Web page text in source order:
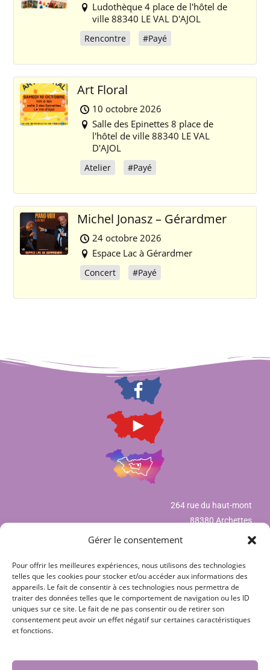
Gérer le consentement
Pour offrir les meilleures expériences, nous utilisons des technologies
telles que les cookies pour stocker et/ou accéder aux informations des
appareils. Le fait de consentir à ces technologies nous permettra de
traiter des données telles que le comportement de navigation ou les ID
uniques sur ce site. Le fait de ne pas consentir ou de retirer son
consentement peut avoir un effet négatif sur certaines caractéristiques
et fonctions.
Ludothèque 4 place de l'hôtel de
ville 88340 LE VAL D'AJOL
Rencontre #Payé
Art Floral
10 octobre 2026
Salle des Epinettes 8 place de
l'hôtel de ville 88340 LE VAL
D'AJOL
Atelier #Payé
Michel Jonasz – Gérardmer
24 octobre 2026
Espace Lac à Gérardmer
Concert #Payé
264 rue du haut-mont
88380 Archettes
Mentions légales
Déclaration de confidentialité (UE)
Politique de cookies (UE)